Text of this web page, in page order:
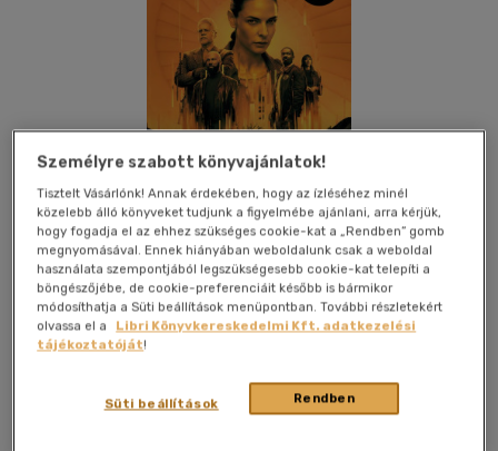
Kívánságlistához adom Megosztom
(3 vélemény)
2023|magyar nyelvű
Személyre szabott könyvajánlatok!
Tisztelt Vásárlónk! Annak érdekében, hogy az ízléséhez minél
közelebb álló könyveket tudjunk a figyelmébe ajánlani, arra kérjük,
hogy fogadja el az ehhez szükséges cookie-kat a „Rendben” gomb
megnyomásával. Ennek hiányában weboldalunk csak a weboldal
használata szempontjából legszükségesebb cookie-kat telepíti a
böngészőjébe, de cookie-preferenciáit később is bármikor
módosíthatja a Süti beállítások menüpontban. További részletekért
olvassa el a
Libri Könyvkereskedelmi Kft. adatkezelési
tájékoztatóját!
Rendben
Süti beállítások